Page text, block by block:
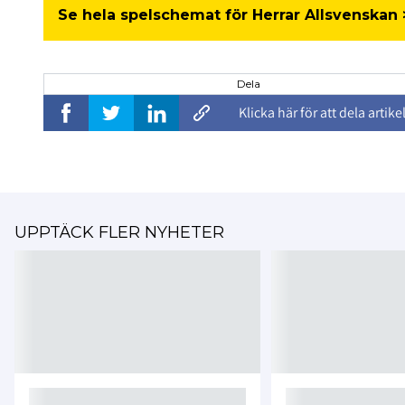
Se hela spelschemat för Herrar Allsvenskan
Dela
Klicka här för att dela
UPPTÄCK FLER NYHETER